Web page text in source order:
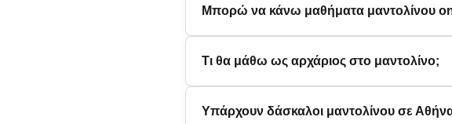
Μπορώ να κάνω μαθήματα μαντολίνου
Τι θα μάθω ως αρχάριος στο μαντολίνο;
Υπάρχουν δάσκαλοι μαντολίνου σε